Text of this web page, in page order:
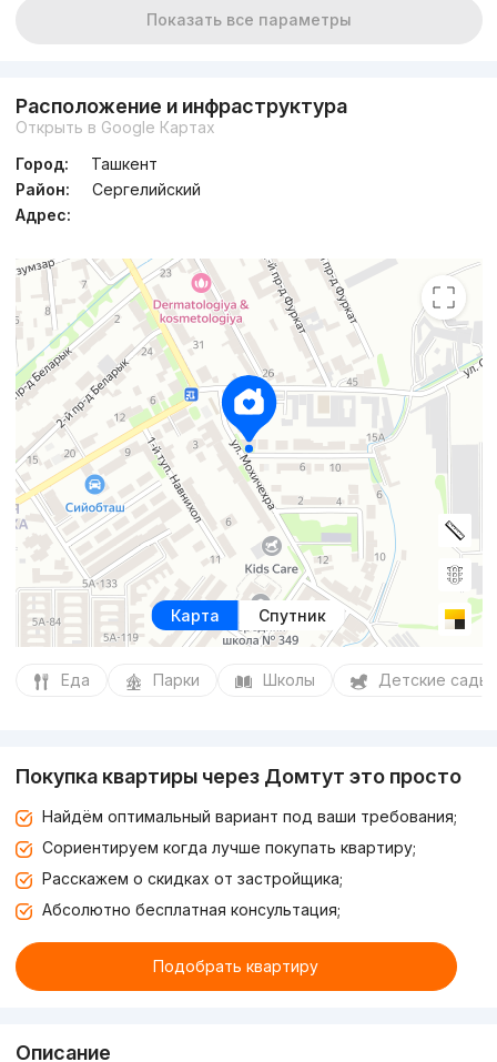
Показать все параметры
Расположение и инфраструктура
Открыть в Google Картах
Город:
Ташкент
Район:
Сергелийский
Адрес:
Карта Спутник
Еда Парки Школы Детские сады
Покупка квартиры через Домтут это просто
Найдём оптимальный вариант под ваши требования;
Сориентируем когда лучше покупать квартиру;
Расскажем о скидках от застройщика;
Абсолютно бесплатная консультация;
Подобрать квартиру
Описание